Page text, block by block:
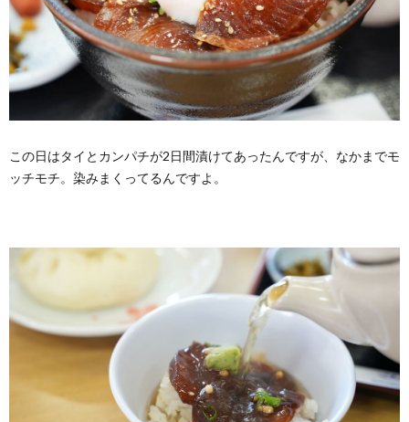
この日はタイとカンパチが2日間漬けてあったんですが、なかまでモ
ッチモチ。染みまくってるんですよ。